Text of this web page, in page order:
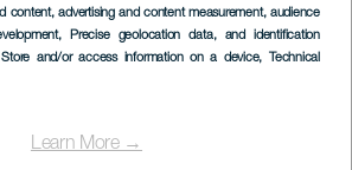
content, advertising and content measurement, audience
, Precise geolocation data, and identification
and/or access information on a device, Technical
Learn More →